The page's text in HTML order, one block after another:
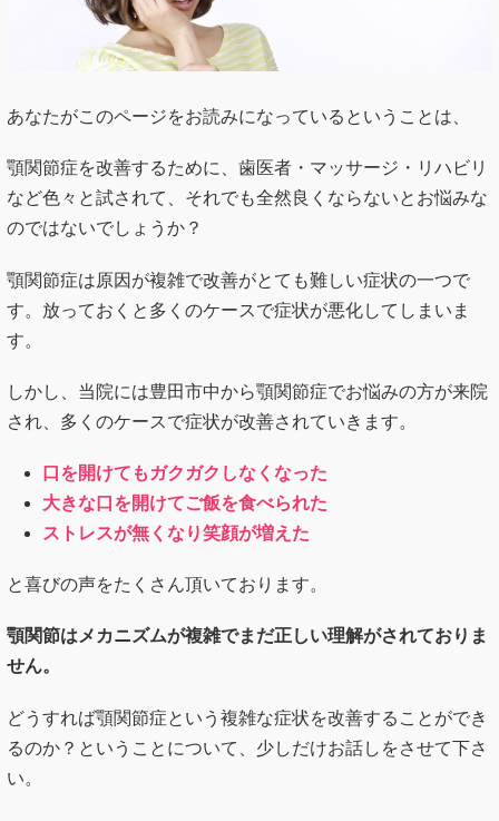
あなたがこのページをお読みになっているということは、
顎関節症を改善するために、歯医者・マッサージ・リハビリ
など色々と試されて、それでも全然良くならないとお悩みな
のではないでしょうか？
顎関節症は原因が複雑で改善がとても難しい症状の一つで
す。放っておくと多くのケースで症状が悪化してしまいま
す。
しかし、当院には豊田市中から顎関節症でお悩みの方が来院
され、多くのケースで症状が改善されていきます。
口を開けてもガクガクしなくなった
大きな口を開けてご飯を食べられた
ストレスが無くなり笑顔が増えた
と喜びの声をたくさん頂いております。
顎関節はメカニズムが複雑でまだ正しい理解がされておりま
せん。
どうすれば顎関節症という複雑な症状を改善することができ
るのか？ということについて、少しだけお話しをさせて下さ
い。